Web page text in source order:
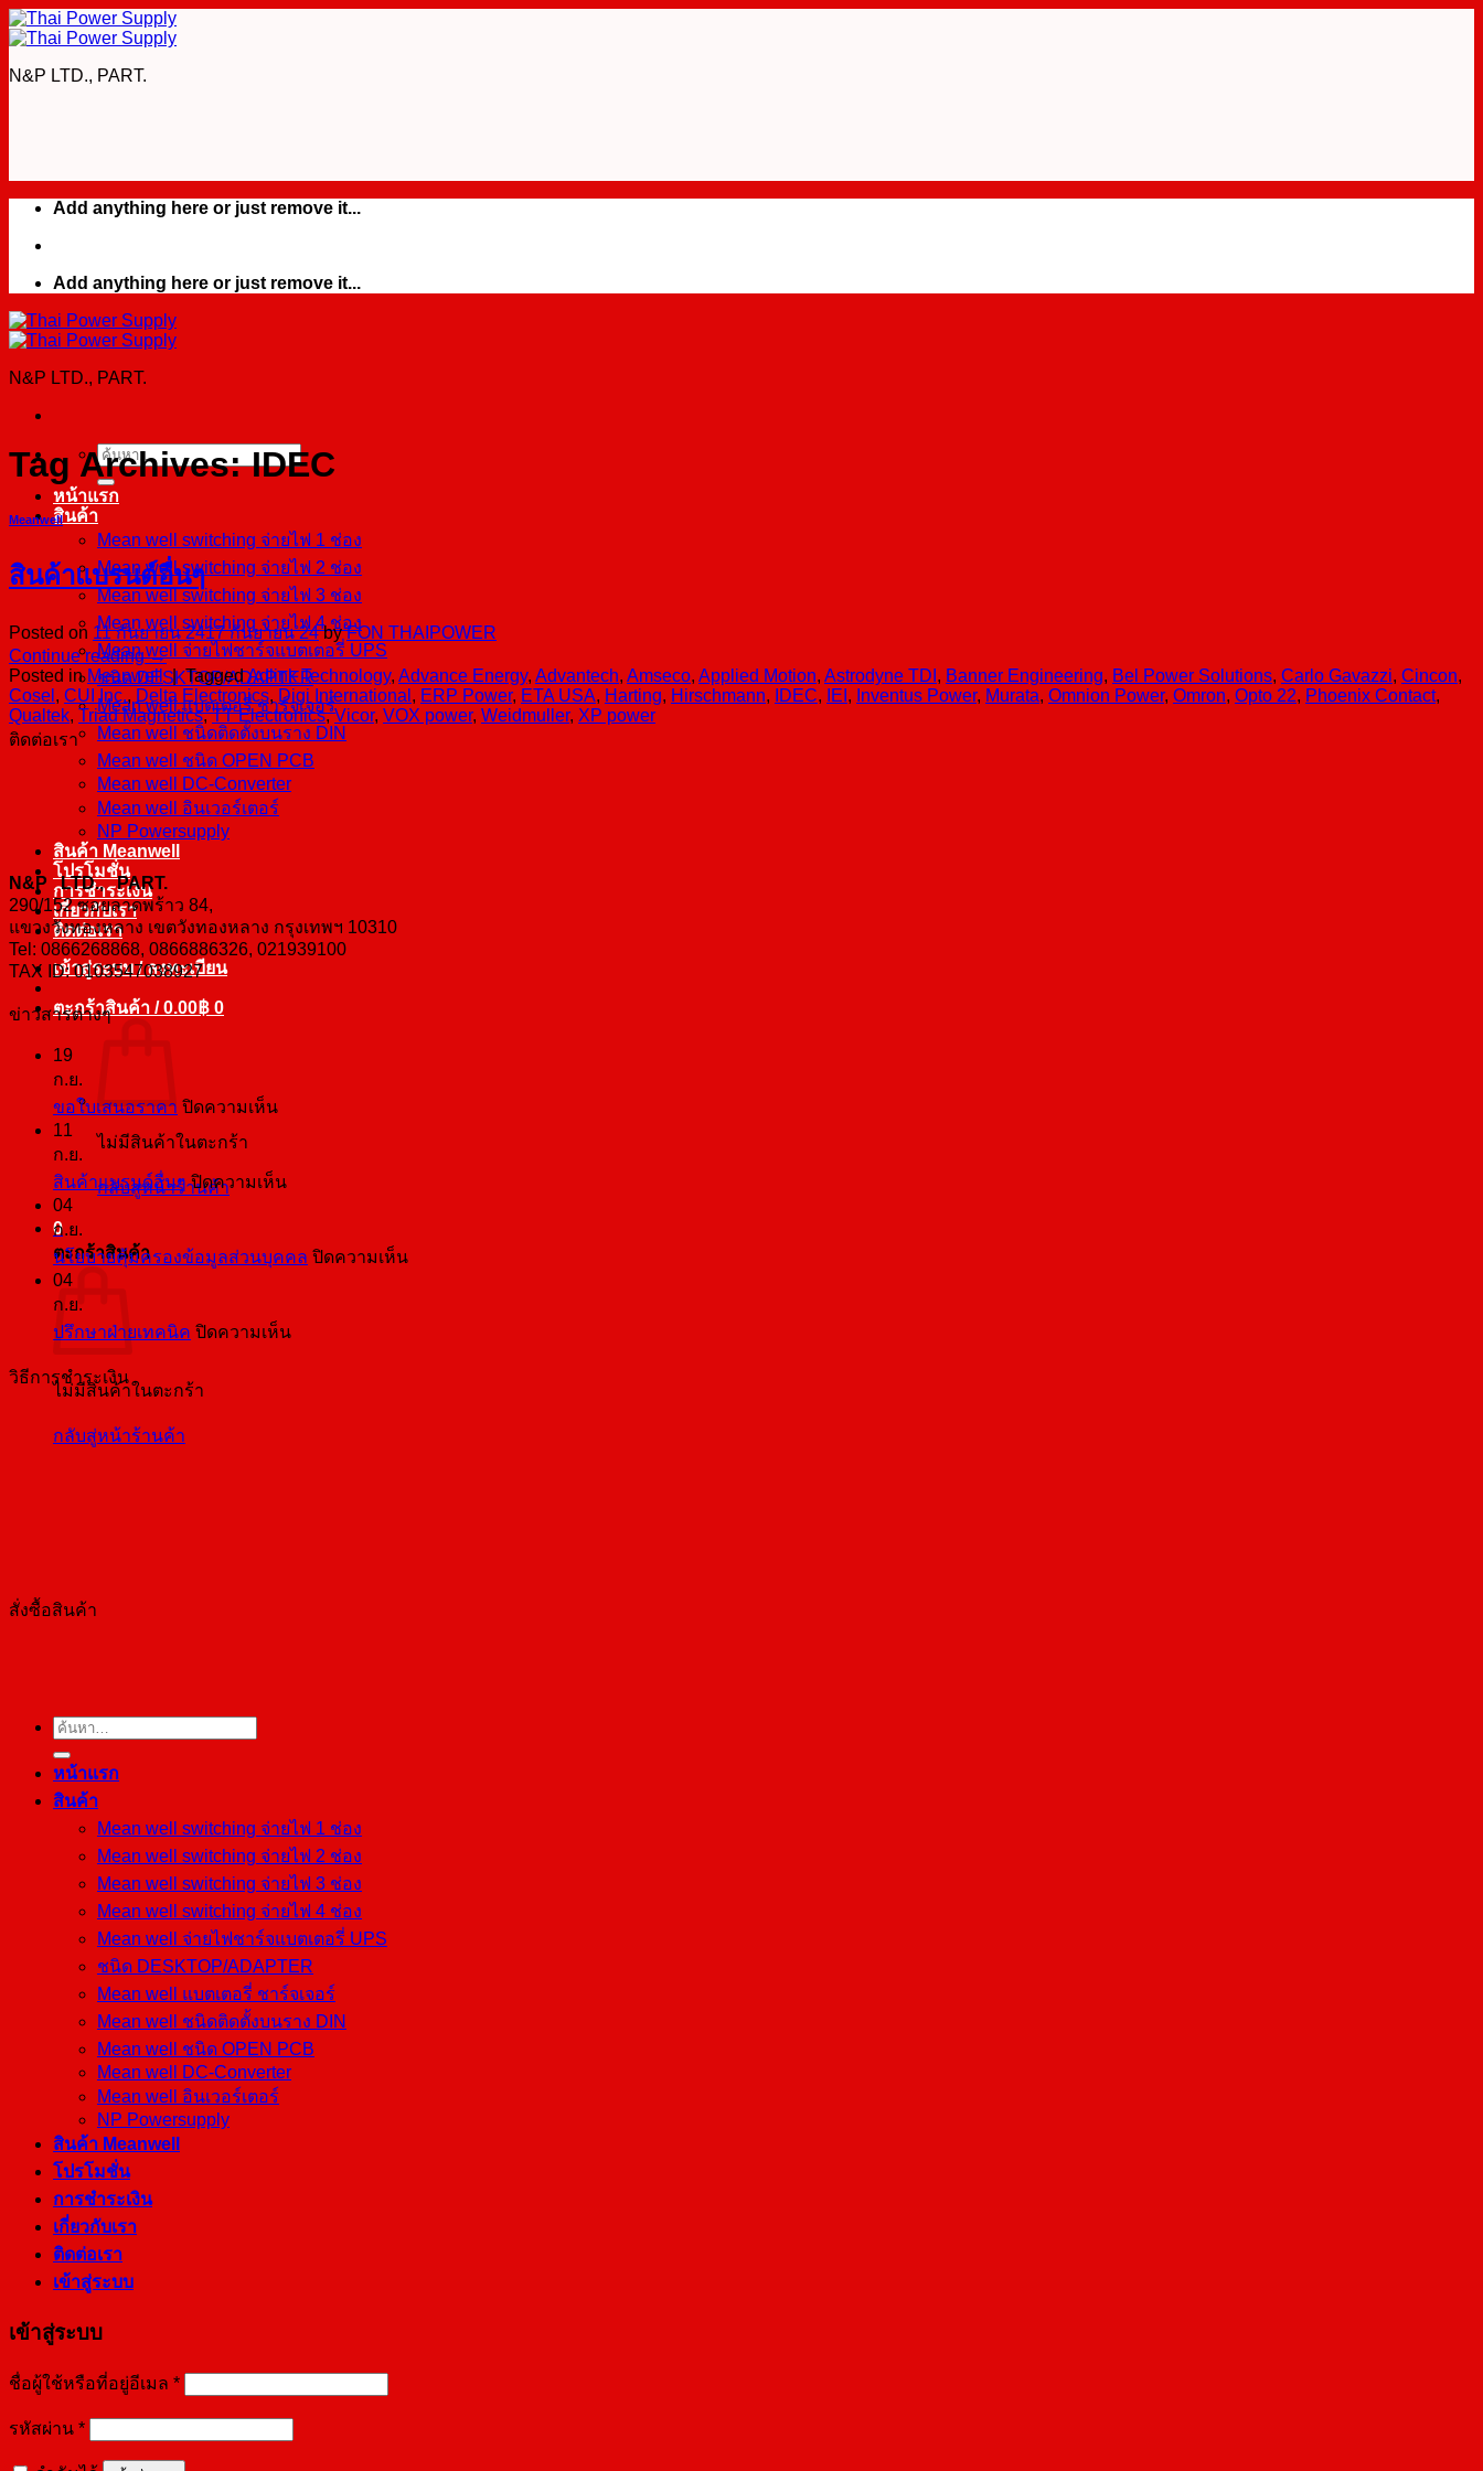
Skip
to
N&P LTD., PART.
Add anything here or just remove it...
Add anything here or just remove it...
N&P LTD., PART.
ค้นหา:
หน้าแรก
สินค้า
Mean well switching จ่ายไฟ 1 ช่อง
Mean well switching จ่ายไฟ 2 ช่อง
Mean well switching จ่ายไฟ 3 ช่อง
Mean well switching จ่ายไฟ 4 ช่อง
Mean well จ่ายไฟชาร์จแบตเตอรี่ UPS
ชนิด DESKTOP/ADAPTER
Mean well แบตเตอรี่ ชาร์จเจอร์
Mean well ชนิดติดตั้งบนราง DIN
Mean well ชนิด OPEN PCB
Mean well DC-Converter
Mean well อินเวอร์เตอร์
NP Powersupply
สินค้า Meanwell
โปรโมชั่น
การชำระเงิน
เกี่ยวกับเรา
ติดต่อเรา
เข้าสู่ระบบ / ลงทะเบียน
ตะกร้าสินค้า /0.00฿ 0
ไม่มีสินค้าในตะกร้า
กลับสู่หน้าร้านค้า
0
ตะกร้าสินค้า
ไม่มีสินค้าในตะกร้า
กลับสู่หน้าร้านค้า
Tag Archives:IDEC
Meanwell
สินค้าแบรนด์อื่นๆ
Posted on 11 กันยายน 2417 กันยายน 24 byFON THAIPOWER
Continue reading→
Posted inMeanwell | TaggedAdlink Technology, Advance Energy, Advantech, Amseco, Applied Motion, Astrodyne TDI , Banner Engineering, Bel Power Solutions, Carlo Gavazzi, Cincon,
Cosel , CUI Inc., Delta Electronics, Digi International , ERP Power, ETA USA, Harting, Hirschmann, IDEC, IEI , Inventus Power, Murata, Omnion Power, Omron, Opto 22, Phoenix Contact,
Qualtek, Triad Magnetics,TT Electronics,Vicor, VOX power, Weidmuller, XP power
ติดต่อเรา
N&P LTD., PART.
290/152 ซอยลาดพร้าว 84,
แขวงวังทองหลาง เขตวังทองหลาง กรุงเทพฯ 10310
Tel: 0866268868, 0866886326, 021939100
TAX ID: 0103547038927
ข่าวสารต่างๆ
19
ก.ย.
ขอใบเสนอราคา ปิดความเห็นบน
เสนอ
11
ก.ย.
สินค้าแบรนด์อื่นๆ ปิดความเห็นบน
รนด์
04
ก.ย.
นโยบายคุ้มครองข้อมูลส่วนบุคคล ปิดความเห็นบน
04
ก.ย.
ปรึกษาฝ่ายเทคนิค ปิดความเห็นบน
วิธีการชำระเงิน
สั่งซื้อสินค้า
ค้นหา:
หน้าแรก
สินค้า
Mean well switching จ่ายไฟ 1 ช่อง
Mean well switching จ่ายไฟ 2 ช่อง
Mean well switching จ่ายไฟ 3 ช่อง
Mean well switching จ่ายไฟ 4 ช่อง
Mean well จ่ายไฟชาร์จแบตเตอรี่ UPS
ชนิด DESKTOP/ADAPTER
Mean well แบตเตอรี่ ชาร์จเจอร์
Mean well ชนิดติดตั้งบนราง DIN
Mean well ชนิด OPEN PCB
Mean well DC-Converter
Mean well อินเวอร์เตอร์
NP Powersupply
สินค้า Meanwell
โปรโมชั่น
การชำระเงิน
เกี่ยวกับเรา
ติดต่อเรา
เข้าสู่ระบบ
เข้าสู่ระบบ
ชื่อผู้ใช้หรือที่อยู่อีเมล *
รหัสผ่าน *